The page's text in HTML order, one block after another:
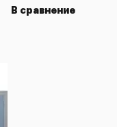
В сравнение